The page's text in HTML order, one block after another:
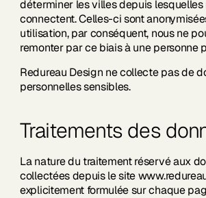
déterminer les villes depuis lesquelles
connectent. Celles-ci sont
utilisation, par conséquent, nous ne
remonter par ce biais à une personne
Redureau Design ne collecte pas de
personnelles sensibles.
Traitements des
La nature du traitement réservé aux
collectées depuis le site
explicitement formulée sur chaque